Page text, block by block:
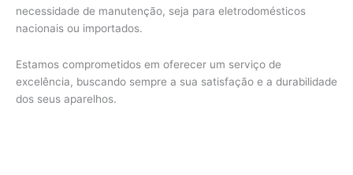
necessidade de manutenção, seja para eletrodomésticos
nacionais ou importados.
Estamos comprometidos em oferecer um serviço de
excelência, buscando sempre a sua satisfação e a durabilidade
dos seus aparelhos.